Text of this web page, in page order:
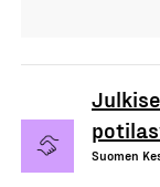
Suomen